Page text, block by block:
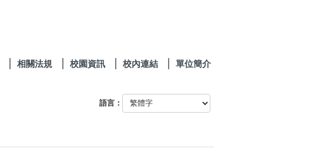
相關法規 校園資訊 校內連結 單位簡介
語言：